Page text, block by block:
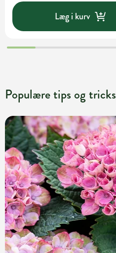
Læg i kurv
Populære tips og tricks